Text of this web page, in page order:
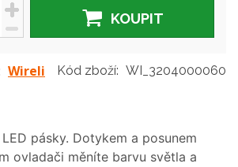
+
-
KOUPIT
Wireli Kód zboží: WI_3204000060
pásky. Dotykem a posunem
ovladači měníte barvu světla a